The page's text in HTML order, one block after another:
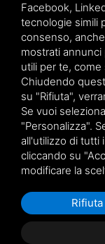
Accesso civico
SPONSOR
Facebook,
tecnologie simili
consenso,
mostrati
utili per te,
Chiudendo
su "Rifiuta",
Se vuoi
"Personalizza".
all'utilizzo di tutti
cliccando su
modificare la
Rifiuta